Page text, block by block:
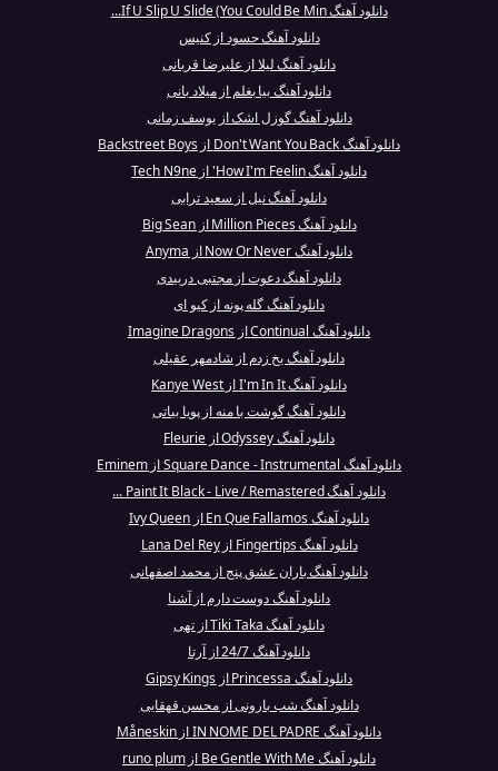
دانلود آهنگ If U Slip U Slide (You Could Be Min...
دانلود آهنگ حسود از کنیس
دانلود آهنگ لیلا از علیرضا قربانی
دانلود آهنگ بیا بغلم از میلاد بانی
دانلود آهنگ گوزل اشک از یوسف زمانی
دانلود آهنگ Don't Want You Back از Backstreet Boys
دانلود آهنگ How I'm Feelin' از Tech N9ne
دانلود آهنگ نیل از سعید ترابی
دانلود آهنگ Million Pieces از Big Sean
دانلود آهنگ Now Or Never از Anyma
دانلود آهنگ دعوت از مجتبی دربیدی
دانلود آهنگ گله پونه از کیو ای
دانلود آهنگ Continual از Imagine Dragons
دانلود آهنگ یخ زدم از شادمهر عقیلی
دانلود آهنگ I'm In It از Kanye West
دانلود آهنگ گوشت با منه از پویا بیاتی
دانلود آهنگ Odyssey از Fleurie
دانلود آهنگ Square Dance - Instrumental از Eminem
دانلود آهنگ Paint It Black - Live / Remastered ...
دانلود آهنگ En Que Fallamos از Ivy Queen
دانلود آهنگ Fingertips از Lana Del Rey
دانلود آهنگ باران عشق پنج از محمد اصفهانی
دانلود آهنگ دوست دارم از آشنا
دانلود آهنگ Tiki Taka از تهی
دانلود آهنگ 24/7 از آرتا
دانلود آهنگ Princessa از Gipsy Kings
دانلود آهنگ شب بارونی از محسن قهقایی
دانلود آهنگ IN NOME DEL PADRE از Måneskin
دانلود آهنگ Be Gentle With Me از runo plum